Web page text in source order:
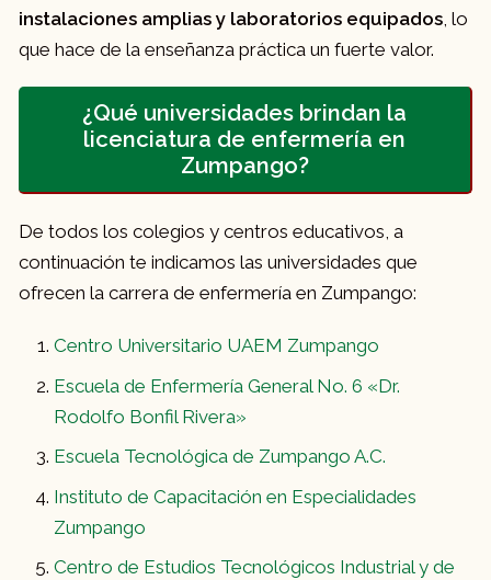
instalaciones amplias y laboratorios equipados , lo
que hace de la enseñanza práctica un fuerte valor.
¿Qué universidades brindan la
licenciatura de enfermería en
Zumpango?
De todos los colegios y centros educativos, a
continuación te indicamos las universidades que
ofrecen la carrera de enfermería en Zumpango:
Centro Universitario UAEM Zumpango
Escuela de Enfermería General No. 6 «Dr.
Rodolfo Bonfil Rivera»
Escuela Tecnológica de Zumpango A.C.
Instituto de Capacitación en Especialidades
Zumpango
Centro de Estudios Tecnológicos Industrial y de